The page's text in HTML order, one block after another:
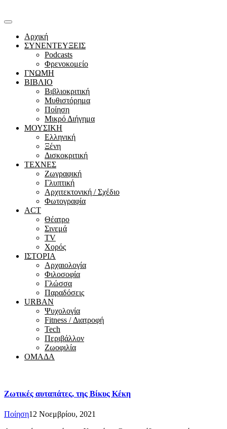
Αρχική
ΣΥΝΕΝΤΕΥΞΕΙΣ
Podcasts
Φρενοκομείο
ΓΝΩΜΗ
ΒΙΒΛΙΟ
Βιβλιοκριτική
Μυθιστόρημα
Ποίηση
Μικρό Διήγημα
ΜΟΥΣΙΚΗ
Ελληνική
Ξένη
Δισκοκριτική
ΤΕΧΝΕΣ
Ζωγραφική
Γλυπτική
Αρχιτεκτονική / Σχέδιο
Φωτογραφία
ACT
Θέατρο
Σινεμά
ΤV
Χορός
ΙΣΤΟΡΙΑ
Αρχαιολογία
Φιλοσοφία
Γλώσσα
Παραδόσεις
URBAN
Ψυχολογία
Fitness / Διατροφή
Tech
Περιβάλλον
Ζωοφιλία
ΟΜΑΔΑ
Ζωτικές αυταπάτες, της Βίκυς Κέκη
Ποίηση12 Νοεμβρίου, 2021